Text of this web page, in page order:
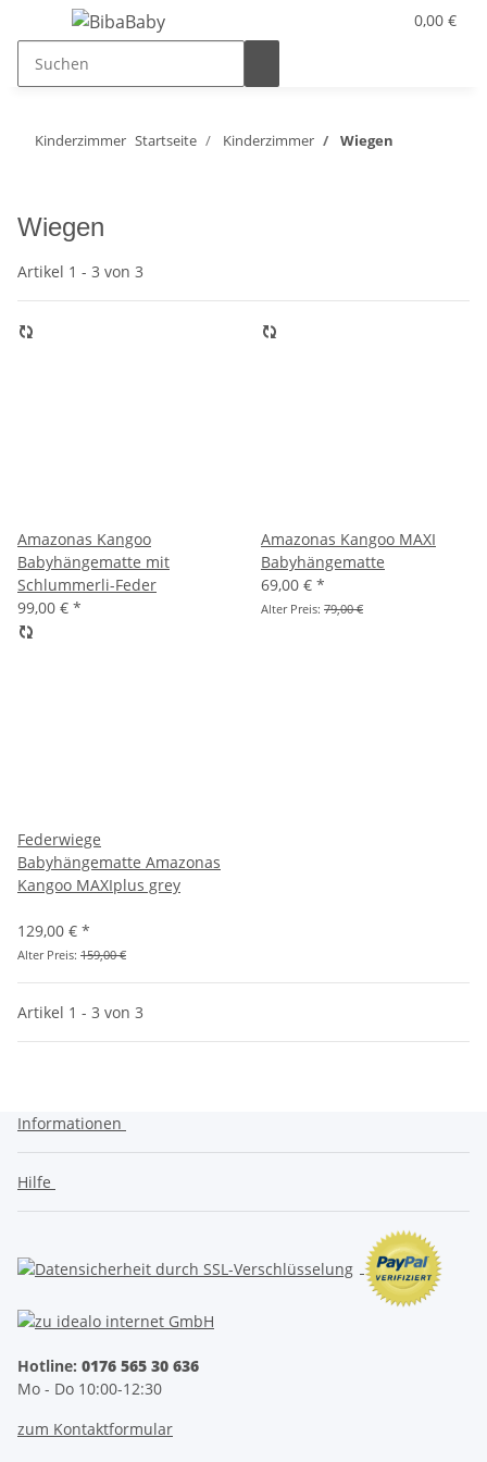
0,00 €
Kinderzimmer Startseite Kinderzimmer Wiegen
Wiegen
Artikel 1 - 3 von 3
Amazonas Kangoo
Babyhängematte mit
Schlummerli-Feder
99,00 € *
Amazonas Kangoo MAXI
Babyhängematte
69,00 € *
Alter Preis: 79,00 €
Federwiege
Babyhängematte Amazonas
Kangoo MAXIplus grey
129,00 € *
Alter Preis: 159,00 €
Artikel 1 - 3 von 3
Informationen
Hilfe
Hotline: 0176 565 30 636
Mo - Do 10:00-12:30
zum Kontaktformular